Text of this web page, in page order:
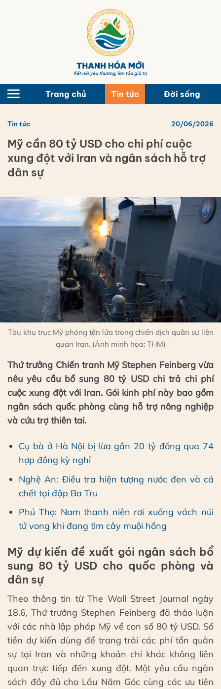
Trang chủ Tin tức Đời sống
Tin tức 20/06/2026
Mỹ cần 80 tỷ USD cho chi phí cuộc
xung đột với Iran và ngân sách hỗ trợ
dân sự
Tàu khu trục Mỹ phóng tên lửa trong chiến dịch quân sự liên
quan Iran. (Ảnh minh họa: THM)
Thứ trưởng Chiến tranh Mỹ Stephen Feinberg vừa
nêu yêu cầu bổ sung 80 tỷ USD chi trả chi phí
cuộc xung đột với Iran. Gói kinh phí này bao gồm
ngân sách quốc phòng cùng hỗ trợ nông nghiệp
và cứu trợ thiên tai.
Cụ bà ở Hà Nội bị lừa gần 20 tỷ đồng qua 74
hợp đồng kỳ nghỉ
Nghệ An: Điều tra hiện tượng nước đen và cá
chết tại đập Ba Tru
Phú Thọ: Nam thanh niên rơi xuống vách núi
tử vong khi đang tìm cây muội hồng
Mỹ dự kiến đề xuất gói ngân sách bổ
sung 80 tỷ USD cho quốc phòng và
dân sự
Theo thông tin từ The Wall Street Journal ngày
18.6, Thứ trưởng Stephen Feinberg đã thảo luận
với các nhà lập pháp Mỹ về con số 80 tỷ USD. Số
tiền dự kiến dùng để trang trải các phí tổn quân
sự tại Iran và những khoản chi khác không liên
quan trực tiếp đến xung đột. Một yêu cầu ngân
sách đầy đủ cho Lầu Năm Góc cùng các ưu tiên